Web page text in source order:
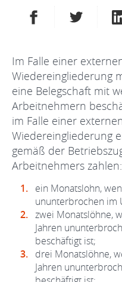
AUF FACEBOOK
AUF
Im Falle einer
Wiedereingliederung
eine Belegschaft mit
Arbeitnehmern
im Falle einer
Wiedereingliederung
gemäß der
Arbeitnehmers zahlen:
ein Monatslohn,
ununterbrochen im
zwei Monatslöhne,
Jahren
beschäftigt ist;
drei Monatslöhne,
Jahren